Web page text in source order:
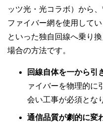
ッツ光・光コラボ）から
ファイバー網を使用して
といった独自回線へ乗り
場合の方法です。
回線自体を一から引
ァイバーを物理的に
会い工事が必須とな
通信品質が劇的に変